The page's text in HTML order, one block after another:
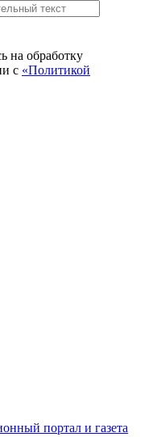
на обработку
с «Политикой